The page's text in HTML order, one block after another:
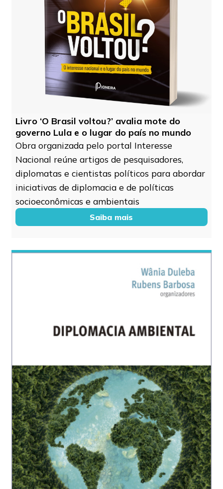
Livro ‘O Brasil voltou?’ avalia mote do
governo Lula e o lugar do país no mundo
Obra organizada pelo portal Interesse
Nacional reúne artigos de pesquisadores,
diplomatas e cientistas políticos para abordar
iniciativas de diplomacia e de políticas
socioeconômicas e ambientais
Saiba mais